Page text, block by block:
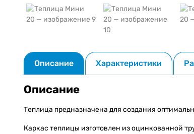
Описание Характеристики
Описание
Теплица предназначена для создания
Каркас теплицы изготовлен из оцинкованной